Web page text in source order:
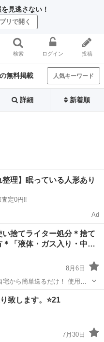
見逃さない！
リで開く
検索 ログイン 投稿
無料掲載 人気キーワード
詳細 新着順
整理】眠っている人形あり
定0円‼️
Ad
い捨てライター処分＊捨て
＊「液体・ガス入り・中…
8月6日
リサイクルサービスです ...
プ お客様
致します。⭐️21
7月30日